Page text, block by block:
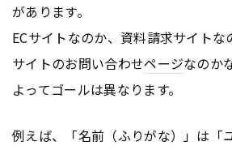
があります。
ECサイトなのか、資料請求サイトな
サイトのお問い合わせページなのか
よってゴールは異なります。
例えば、「名前（ふりがな）」は「